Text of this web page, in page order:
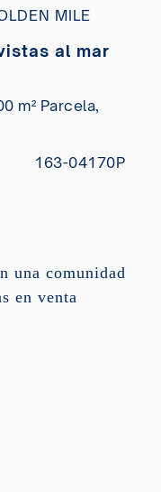
MILE
al mar
m² Parcela,
163-04170P